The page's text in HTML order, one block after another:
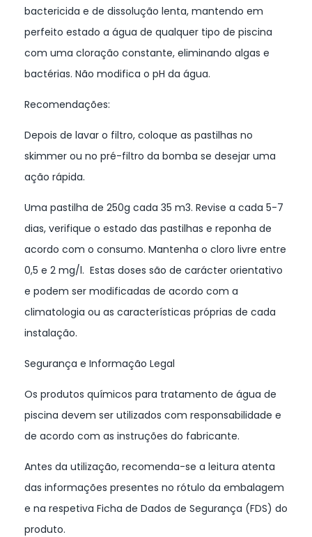
bactericida e de dissolução lenta, mantendo em
perfeito estado a água de qualquer tipo de piscina
com uma cloração constante, eliminando algas e
bactérias. Não modifica o pH da água.
Recomendações:
Depois de lavar o filtro, coloque as pastilhas no
skimmer ou no pré-filtro da bomba se desejar uma
ação rápida.
Uma pastilha de 250g cada 35 m3. Revise a cada 5-7
dias, verifique o estado das pastilhas e reponha de
acordo com o consumo. Mantenha o cloro livre entre
0,5 e 2 mg/l. Estas doses são de carácter orientativo
e podem ser modificadas de acordo com a
climatologia ou as características próprias de cada
instalação.
Segurança e Informação Legal
Os produtos químicos para tratamento de água de
piscina devem ser utilizados com responsabilidade e
de acordo com as instruções do fabricante.
Antes da utilização, recomenda-se a leitura atenta
das informações presentes no rótulo da embalagem
e na respetiva Ficha de Dados de Segurança (FDS) do
produto.